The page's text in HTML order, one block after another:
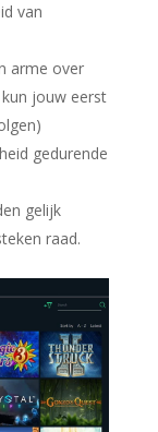
van
arme over
jouw eerst
gedurende
gelijk
raad.